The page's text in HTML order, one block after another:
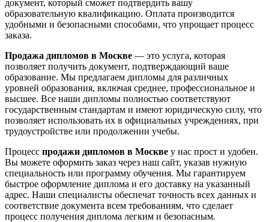
документ, который сможет подтвердить вашу
образовательную квалификацию. Оплата производится
удобными и безопасными способами, что упрощает процесс
заказа.
Продажа дипломов в Москве — это услуга, которая
позволяет получить документ, подтверждающий ваше
образование. Мы предлагаем дипломы для различных
уровней образования, включая среднее, профессиональное и
высшее. Все наши дипломы полностью соответствуют
государственным стандартам и имеют юридическую силу, что
позволяет использовать их в официальных учреждениях, при
трудоустройстве или продолжении учебы.
Процесс продажи дипломов в Москве у нас прост и удобен.
Вы можете оформить заказ через наш сайт, указав нужную
специальность или программу обучения. Мы гарантируем
быстрое оформление диплома и его доставку на указанный
адрес. Наши специалисты обеспечат точность всех данных и
соответствие документа всем требованиям, что сделает
процесс получения диплома легким и безопасным.